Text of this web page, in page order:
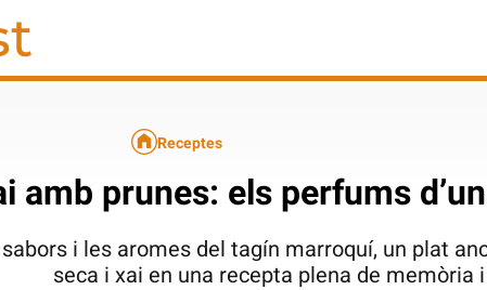
Receptes
amb prunes: els perfums
i les aromes del tagín marroquí, un plat
seca i xai en una recepta plena de memòria